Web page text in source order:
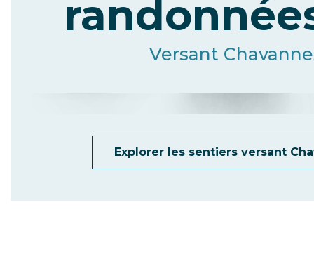
Versant
La Croix de
Chapelle
Explorer les sentiers versant